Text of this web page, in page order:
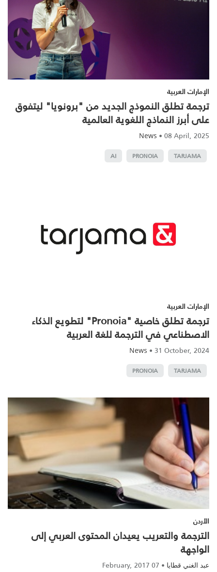
الإمارات العربية
ترجمة تطلق النموذج الجديد من "برونويا" ليتفوق
على أبرز النماذج اللغوية العالمية
News •08 April, 2025
TARJAMA
PRONOIA
AI
الإمارات العربية
ترجمة تطلق خاصية "Pronoia" لتطويع الذكاء
الاصطناعي في الترجمة للغة العربية
News •31 October, 2024
TARJAMA
PRONOIA
الأردن
الترجمة والتعريب يعيدان المحتوى العربي إلى
الواجهة
عبد الغني قطايا •
07 February, 2017